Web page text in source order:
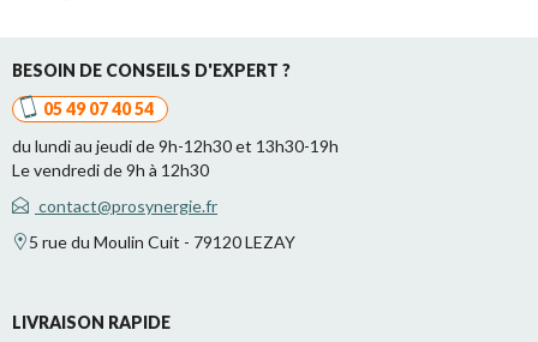
BESOIN DE CONSEILS D'EXPERT ?
05 49 07 40 54
du lundi au jeudi de 9h-12h30 et 13h30-19h
Le vendredi de 9h à 12h30
contact@prosynergie.fr
5 rue du Moulin Cuit - 79120 LEZAY
LIVRAISON RAPIDE